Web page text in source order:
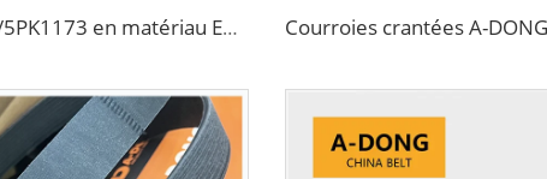
Courroie moulée PK/5PK1173 en matériau EPDM, adaptée pour moteur de course, haute qualité